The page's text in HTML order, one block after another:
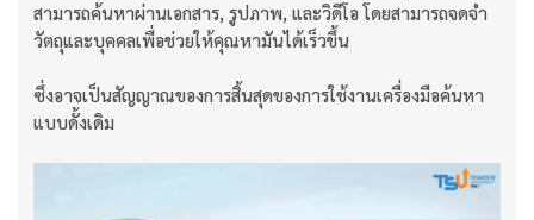
สามารถค้นหาผ่านเอกสาร, รูปภาพ, และวิดีโอ โดยสามารถจดจำ
วัตถุและบุคคลเพื่อช่วยให้คุณหามันได้เร็วขึ้น
ซึ่งอาจเป็นสัญญาณของการสิ้นสุดของการใช้งานเครื่องมือค้นหา
แบบดั้งเดิม